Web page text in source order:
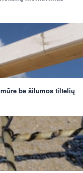
be šilumos tiltelių